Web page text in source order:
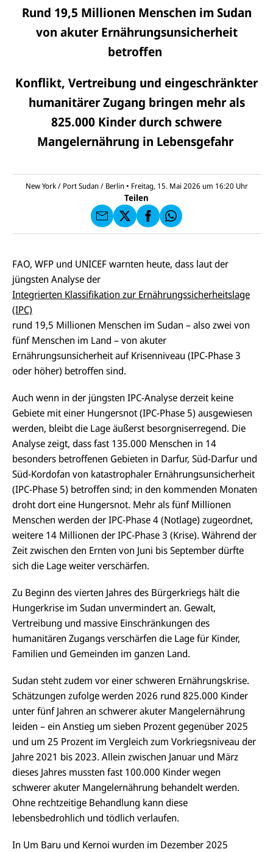
Rund 19,5 Millionen Menschen im Sudan
von akuter Ernährungsunsicherheit
betroffen
Konflikt, Vertreibung und eingeschränkter
humanitärer Zugang bringen mehr als
825.000 Kinder durch schwere
Mangelernährung in Lebensgefahr
New York / Port Sudan / Berlin• Freitag, 15. Mai 2026 um 16:20 Uhr
Teilen
M
a
n
U
I
C
E
e
n
e
n
U
C
E
F
a
X
U
N
E
F
a
u
f
F
a
b
k
IC
E
F
uf
W
h
p
FAO, WFP und UNICEF warnten heute, dass laut der
jüngsten Analyse der
Integrierten Klassifikation zur Ernährungssicherheitslage
(IPC)
rund 19,5 Millionen Menschen im Sudan – also zwei von
fünf Menschen im Land – von akuter
Ernährungsunsicherheit auf Krisenniveau (IPC-Phase 3
oder höher) betroffen sind.
Auch wenn in der jüngsten IPC-Analyse derzeit keine
Gebiete mit einer Hungersnot (IPC-Phase 5) ausgewiesen
werden, bleibt die Lage äußerst besorgniserregend. Die
Analyse zeigt, dass fast 135.000 Menschen in 14
besonders betroffenen Gebieten in Darfur, Süd-Darfur und
Süd-Kordofan von katastrophaler Ernährungsunsicherheit
(IPC-Phase 5) betroffen sind; in den kommenden Monaten
droht dort eine Hungersnot. Mehr als fünf Millionen
Menschen werden der IPC-Phase 4 (Notlage) zugeordnet,
weitere 14 Millionen der IPC-Phase 3 (Krise). Während der
Zeit zwischen den Ernten von Juni bis September dürfte
sich die Lage weiter verschärfen.
Zu Beginn des vierten Jahres des Bürgerkriegs hält die
Hungerkrise im Sudan unvermindert an. Gewalt,
Vertreibung und massive Einschränkungen des
humanitären Zugangs verschärfen die Lage für Kinder,
Familien und Gemeinden im ganzen Land.
Sudan steht zudem vor einer schweren Ernährungskrise.
Schätzungen zufolge werden 2026 rund 825.000 Kinder
unter fünf Jahren an schwerer akuter Mangelernährung
leiden – ein Anstieg um sieben Prozent gegenüber 2025
und um 25 Prozent im Vergleich zum Vorkriegsniveau der
Jahre 2021 bis 2023. Allein zwischen Januar und März
dieses Jahres mussten fast 100.000 Kinder wegen
schwerer akuter Mangelernährung behandelt werden.
Ohne rechtzeitige Behandlung kann diese
lebensbedrohlich und tödlich verlaufen.
In Um Baru und Kernoi wurden im Dezember 2025